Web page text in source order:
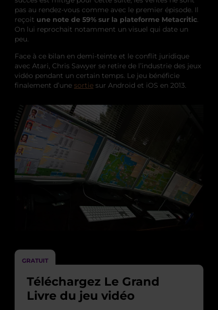
pas au rendez-vous comme avec le premier épisode. Il
reçoit une note de 59% sur la plateforme Metacritic.
On lui reprochait notamment un visuel qui date un
peu.
Face à ce bilan en demi-teinte et le conflit juridique
avec Atari, Chris Sawyer se retire de l’industrie des jeux
vidéo pendant un certain temps. Le jeu bénéficie
finalement d’une sortie sur Android et iOS en 2013.
GRATUIT
Téléchargez Le Grand
Livre du jeu vidéo